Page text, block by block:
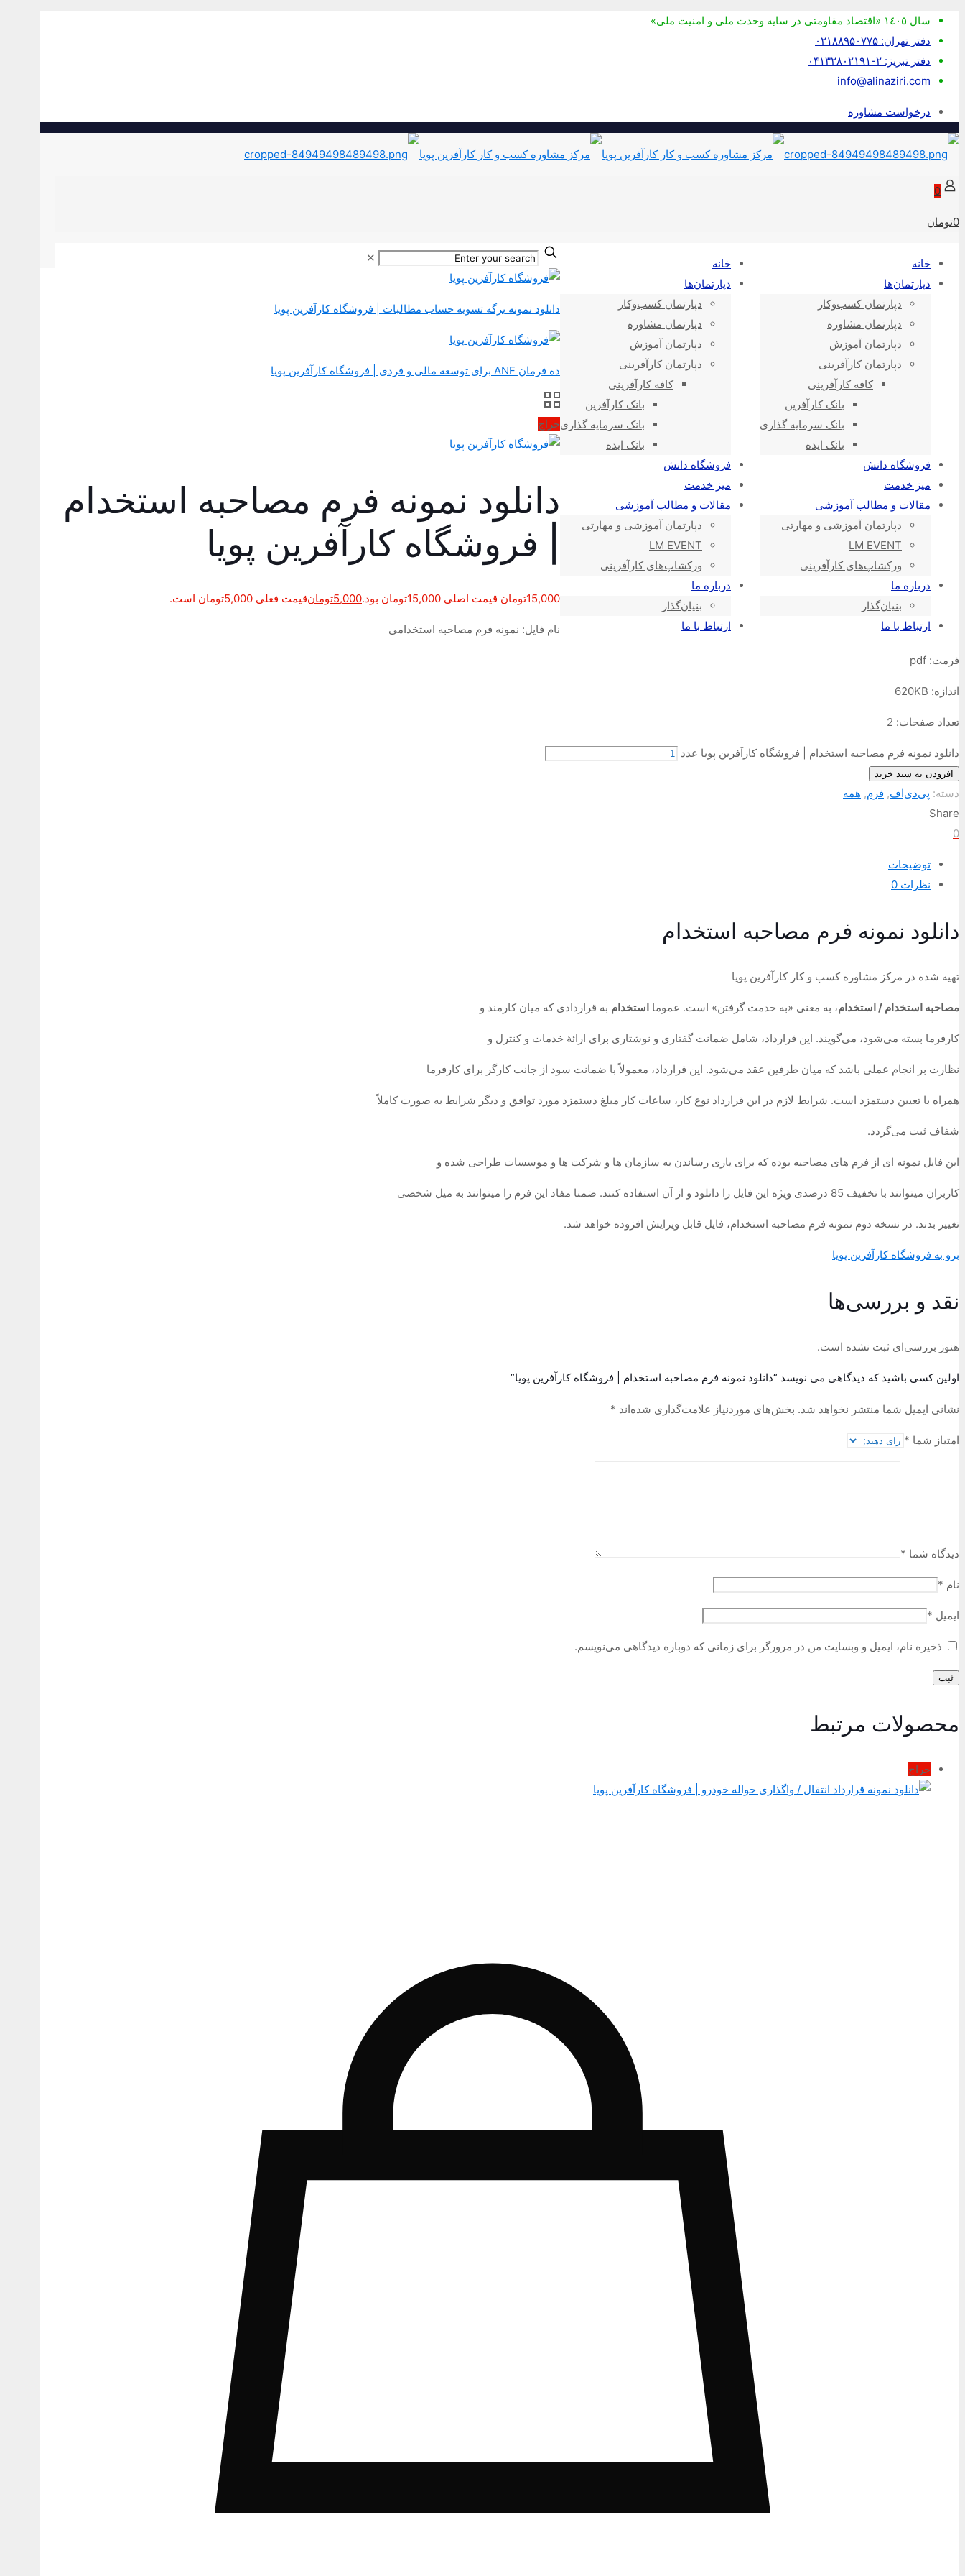
سال ١٤٠٥ «اقتصاد مقاومتی در سايه وحدت ملی و امنيت ملی»
دفتر تهران: ۰۲۱۸۸۹۵۰۷۷۵
دفتر تبریز: ۲-۰۴۱۳۲۸۰۲۱۹۱
info@alinaziri.com
درخواست مشاوره
0
0تومان
خانه
دپارتمان‌ها
دپارتمان کسب‌وکار
دپارتمان مشاوره
دپارتمان آموزش
دپارتمان کارآفرینی
کافه کارآفرینی
بانک کارآفرین
بانک سرمایه گذاری
بانک ایده
فروشگاه دانش
میز خدمت
مقالات و مطالب آموزشی
دپارتمان آموزشی و مهارتی
LM EVENT
ورکشاپ‌های کارآفرینی
درباره ما
بنیان‌گذار
ارتباط با ما
خانه
دپارتمان‌ها
دپارتمان کسب‌وکار
دپارتمان مشاوره
دپارتمان آموزش
دپارتمان کارآفرینی
کافه کارآفرینی
بانک کارآفرین
بانک سرمایه گذاری
بانک ایده
فروشگاه دانش
میز خدمت
مقالات و مطالب آموزشی
دپارتمان آموزشی و مهارتی
LM EVENT
ورکشاپ‌های کارآفرینی
درباره ما
بنیان‌گذار
ارتباط با ما
✕
دانلود نمونه برگه تسویه حساب مطالبات | فروشگاه کارآفرین پویا
ده فرمان ANF برای توسعه مالی و فردی | فروشگاه کارآفرین پویا
حراج
دانلود نمونه فرم مصاحبه استخدام
| فروشگاه کارآفرین پویا
15,000تومان قیمت اصلی 15,000تومان بود. 5,000تومانقیمت فعلی 5,000تومان است.
نام فایل: نمونه فرم مصاحبه استخدامی
فرمت: pdf
اندازه: 620KB
تعداد صفحات: 2
دانلود نمونه فرم مصاحبه استخدام | فروشگاه کارآفرین پویا عدد
افزودن به سبد خرید
دسته: پی‌دی‌اف, فرم, همه
Share
0
توضیحات
نظرات 0
دانلود نمونه فرم مصاحبه استخدام
تهیه شده در مرکز مشاوره کسب و کار کارآفرین پویا
مصاحبه استخدام / استخدام، به معنی «به خدمت گرفتن» است. عموما استخدام به قراردادی که میان کارمند و
کارفرما بسته می‌شود، می‌گویند. این قرارداد، شامل ضمانت گفتاری و نوشتاری برای ارائهٔ خدمات و کنترل و
نظارت بر انجام عملی باشد که میان طرفین عقد می‌شود. این قرارداد، معمولاً با ضمانت سود از جانب کارگر برای کارفرما
همراه با تعیین دستمزد است. شرایط لازم در این قرارداد نوع کار، ساعات کار مبلغ دستمزد مورد توافق و دیگر شرایط به صورت کاملاً
شفاف ثبت می‌گردد.
این فایل نمونه ای از فرم های مصاحبه بوده که برای یاری رساندن به سازمان ها و شرکت ها و موسسات طراحی شده و
کاربران میتوانند با تخفیف 85 درصدی ویژه این فایل را دانلود و از آن استفاده کنند. ضمنا مفاد این فرم را میتوانند به میل شخصی
تغییر بدند. در نسخه دوم نمونه فرم مصاحبه استخدام، فایل قابل ویرایش افزوده خواهد شد.
برو به فروشگاه کارآفرین پویا
نقد و بررسی‌ها
هنوز بررسی‌ای ثبت نشده است.
اولین کسی باشید که دیدگاهی می نویسد “دانلود نمونه فرم مصاحبه استخدام | فروشگاه کارآفرین پویا”
نشانی ایمیل شما منتشر نخواهد شد. بخش‌های موردنیاز علامت‌گذاری شده‌اند *
امتیاز شما *
دیدگاه شما *
نام *
ایمیل *
ذخیره نام، ایمیل و وبسایت من در مرورگر برای زمانی که دوباره دیدگاهی می‌نویسم.
محصولات مرتبط
حراج